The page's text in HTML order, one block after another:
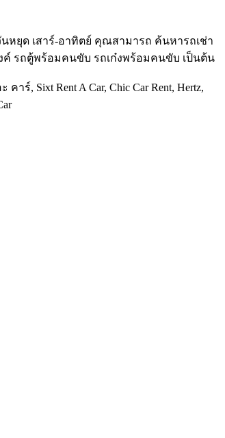
นหยุด เสาร์-อาทิตย์ คุณสามารถ ค้นหารถเช่า
งค์ รถตู้พร้อมคนขับ รถเก๋งพร้อมคนขับ เป็นต้น
Sixt Rent A Car, Chic Car Rent, Hertz,